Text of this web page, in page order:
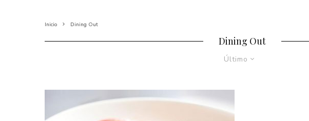
Inicio Dining Out
Dining Out
Último